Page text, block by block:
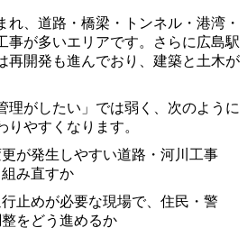
れ、道路・橋梁・トンネル・港湾・
事が多いエリアです。さらに広島駅
再開発も進んでおり、建築と土木が
理がしたい」では弱く、次のように
やすくなります。
が発生しやすい道路・河川工事
み直すか
止めが必要な現場で、住民・警
をどう進めるか